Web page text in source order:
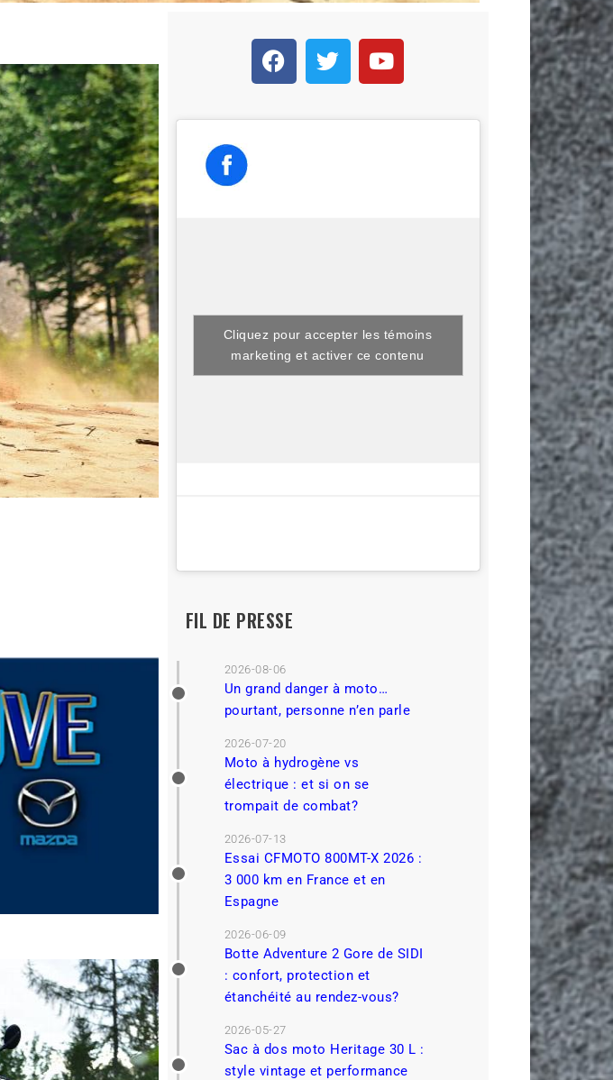
Cliquez pour accepter les témoins
marketing et activer ce contenu
FIL DE PRESSE
2026-08-06
Un grand danger à moto…
pourtant, personne n’en parle
2026-07-20
Moto à hydrogène vs
électrique : et si on se
trompait de combat?
2026-07-13
Essai CFMOTO 800MT-X 2026 :
3 000 km en France et en
Espagne
2026-06-09
Botte Adventure 2 Gore de SIDI
: confort, protection et
étanchéité au rendez-vous?
2026-05-27
Sac à dos moto Heritage 30 L :
style vintage et performance